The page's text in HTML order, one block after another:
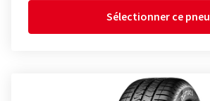
Sélectionner ce pneu